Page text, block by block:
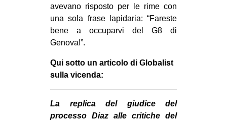
ms
SEARCH
avevano risposto per le rime con
una sola frase lapidaria: “Fareste
bene a occuparvi del G8 di
Genova!”.
Qui sotto un articolo di Globalist
sulla vicenda:
La replica del giudice del
processo Diaz alle critiche del